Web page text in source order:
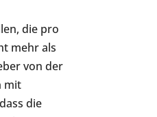
die pro
mehr als
von der
mit
die